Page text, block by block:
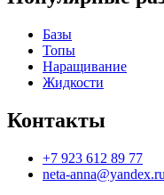
Базы
Топы
Наращивание
Жидкости
Контакты
+7 923 612 89 77
neta-anna@yandex.ru